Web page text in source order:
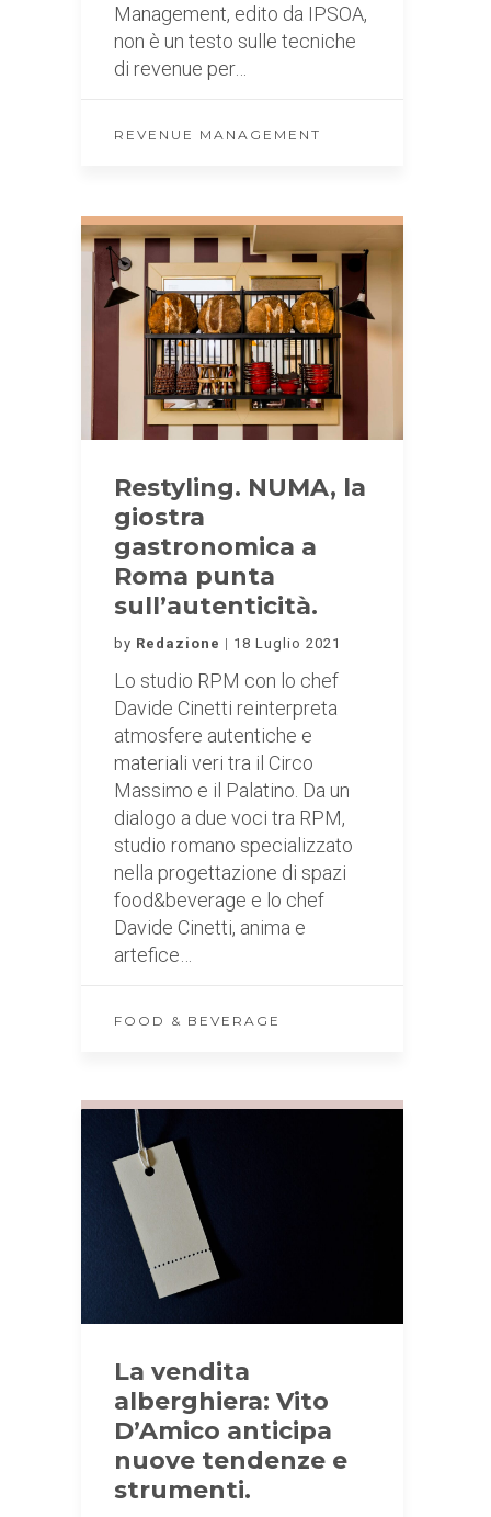
Management, edito da IPSOA,
non è un testo sulle tecniche
di revenue per…
REVENUE MANAGEMENT
Restyling. NUMA, la
giostra
gastronomica a
Roma punta
sull’autenticità.
by Redazione 18 Luglio 2021
Lo studio RPM con lo chef
Davide Cinetti reinterpreta
atmosfere autentiche e
materiali veri tra il Circo
Massimo e il Palatino. Da un
dialogo a due voci tra RPM,
studio romano specializzato
nella progettazione di spazi
food&beverage e lo chef
Davide Cinetti, anima e
artefice…
FOOD & BEVERAGE
La vendita
alberghiera: Vito
D’Amico anticipa
nuove tendenze e
strumenti.